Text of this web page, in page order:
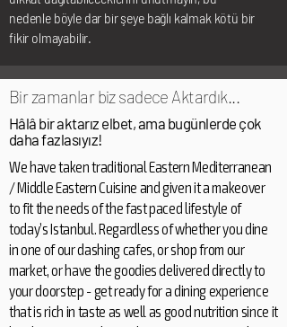
nedenle böyle dar bir şeye bağlı kalmak kötü bir
fikir olmayabilir.
Bir zamanlar biz sadece Aktardık...
Hâlâ bir aktarız elbet, ama bugünlerde çok
daha fazlasıyız!
We have taken traditional Eastern Mediterranean
/ Middle Eastern Cuisine and given it a makeover
to fit the needs of the fast paced lifestyle of
today’s Istanbul. Regardless of whether you dine
in one of our dashing cafes, or shop from our
market, or have the goodies delivered directly to
your doorstep - get ready for a dining experience
that is rich in taste as well as good nutrition since it